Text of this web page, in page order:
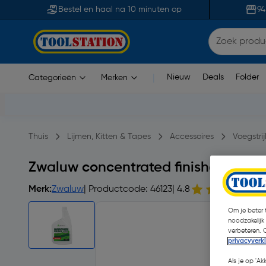
Bestel en haal na 10 minuten op
Categorieën Merken Nieuw Deals Folder
Thuis Lijmen, Kitten & Tapes Accessoires
Zwaluw concentrated finisher
Merk:Zwaluw | Productcode: 46123 | 4.8
Om je beter
verbeteren.
Als je op